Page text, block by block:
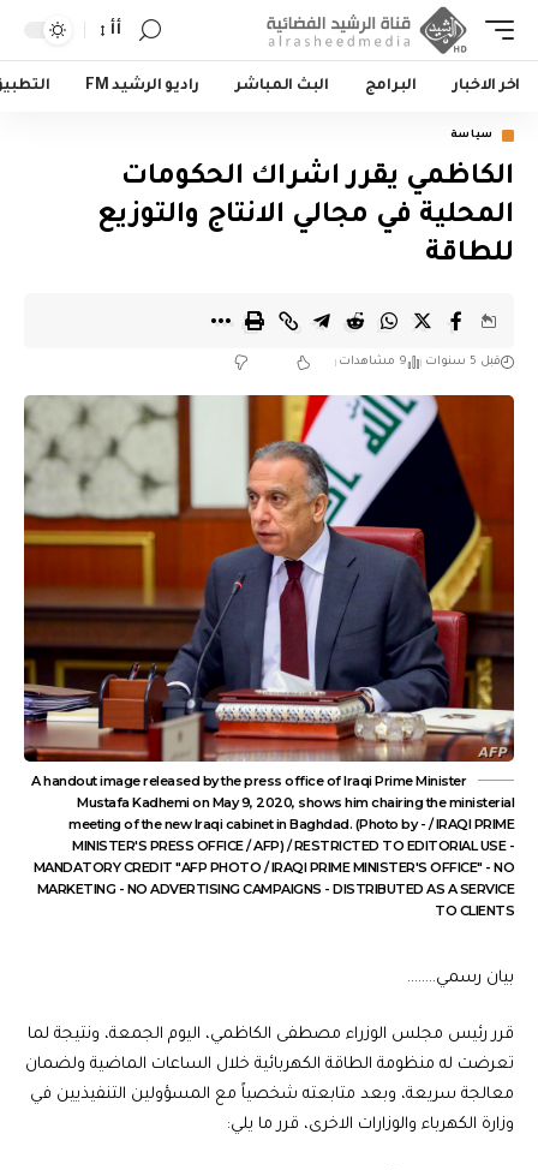
أأ
اخر الاخبار البرامج البث المباشر راديو الرشيد FM
سياسة
الكاظمي يقرر اشراك الحكومات
المحلية في مجالي الانتاج والتوزيع
للطاقة
قبل 5 سنوات 9 مشاهدات
A handout image released by the press office of Iraqi Prime Minister
Mustafa Kadhemi on May 9, 2020, shows him chairing the ministerial
meeting of the new Iraqi cabinet in Baghdad. (Photo by - / IRAQI PRIME
MINISTER'S PRESS OFFICE / AFP) / RESTRICTED TO EDITORIAL USE -
MANDATORY CREDIT "AFP PHOTO / IRAQI PRIME MINISTER'S OFFICE" - NO
MARKETING - NO ADVERTISING CAMPAIGNS - DISTRIBUTED AS A SERVICE
TO CLIENTS
بيان رسمي……..
قرر رئيس مجلس الوزراء مصطفى الكاظمي، اليوم الجمعة، ونتيجة لما
تعرضت له منظومة الطاقة الكهربائية خلال الساعات الماضية ولضمان
معالجة سريعة، وبعد متابعته شخصياً مع المسؤولين التنفيذيين في
وزارة الكهرباء والوزارات الاخرى، قرر ما يلي: